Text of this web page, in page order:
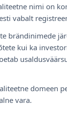
nimi on
vabalt
brändinimede
kui ka
domeen
vara.